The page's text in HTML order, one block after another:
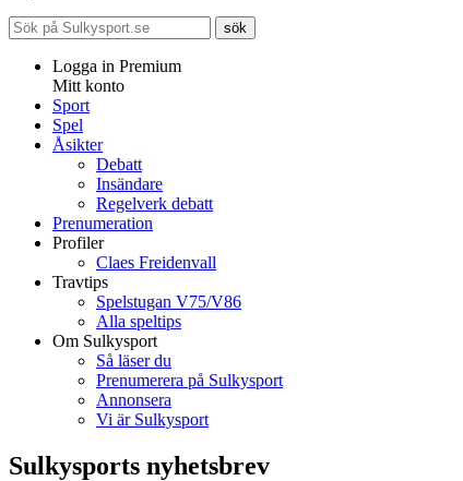
Logga in Premium
Mitt konto
Sport
Spel
Åsikter
Debatt
Insändare
Regelverk debatt
Prenumeration
Profiler
Claes Freidenvall
Travtips
Spelstugan V75/V86
Alla speltips
Om Sulkysport
Så läser du
Prenumerera på Sulkysport
Annonsera
Vi är Sulkysport
Sulkysports nyhetsbrev